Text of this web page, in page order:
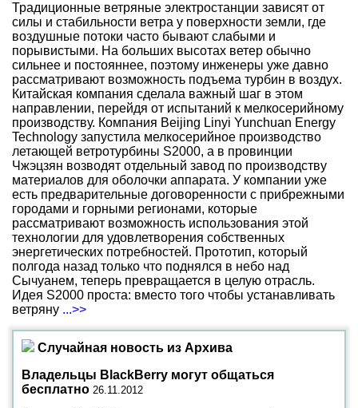
Традиционные ветряные электростанции зависят от
силы и стабильности ветра у поверхности земли, где
воздушные потоки часто бывают слабыми и
порывистыми. На больших высотах ветер обычно
сильнее и постояннее, поэтому инженеры уже давно
рассматривают возможность подъема турбин в воздух.
Китайская компания сделала важный шаг в этом
направлении, перейдя от испытаний к мелкосерийному
производству. Компания Beijing Linyi Yunchuan Energy
Technology запустила мелкосерийное производство
летающей ветротурбины S2000, а в провинции
Чжэцзян возводят отдельный завод по производству
материалов для оболочки аппарата. У компании уже
есть предварительные договоренности с прибрежными
городами и горными регионами, которые
рассматривают возможность использования этой
технологии для удовлетворения собственных
энергетических потребностей. Прототип, который
полгода назад только что поднялся в небо над
Сычуанем, теперь превращается в целую отрасль.
Идея S2000 проста: вместо того чтобы устанавливать
ветряну ...>>
Случайная новость из Архива
Владельцы BlackBerry могут общаться
бесплатно 26.11.2012